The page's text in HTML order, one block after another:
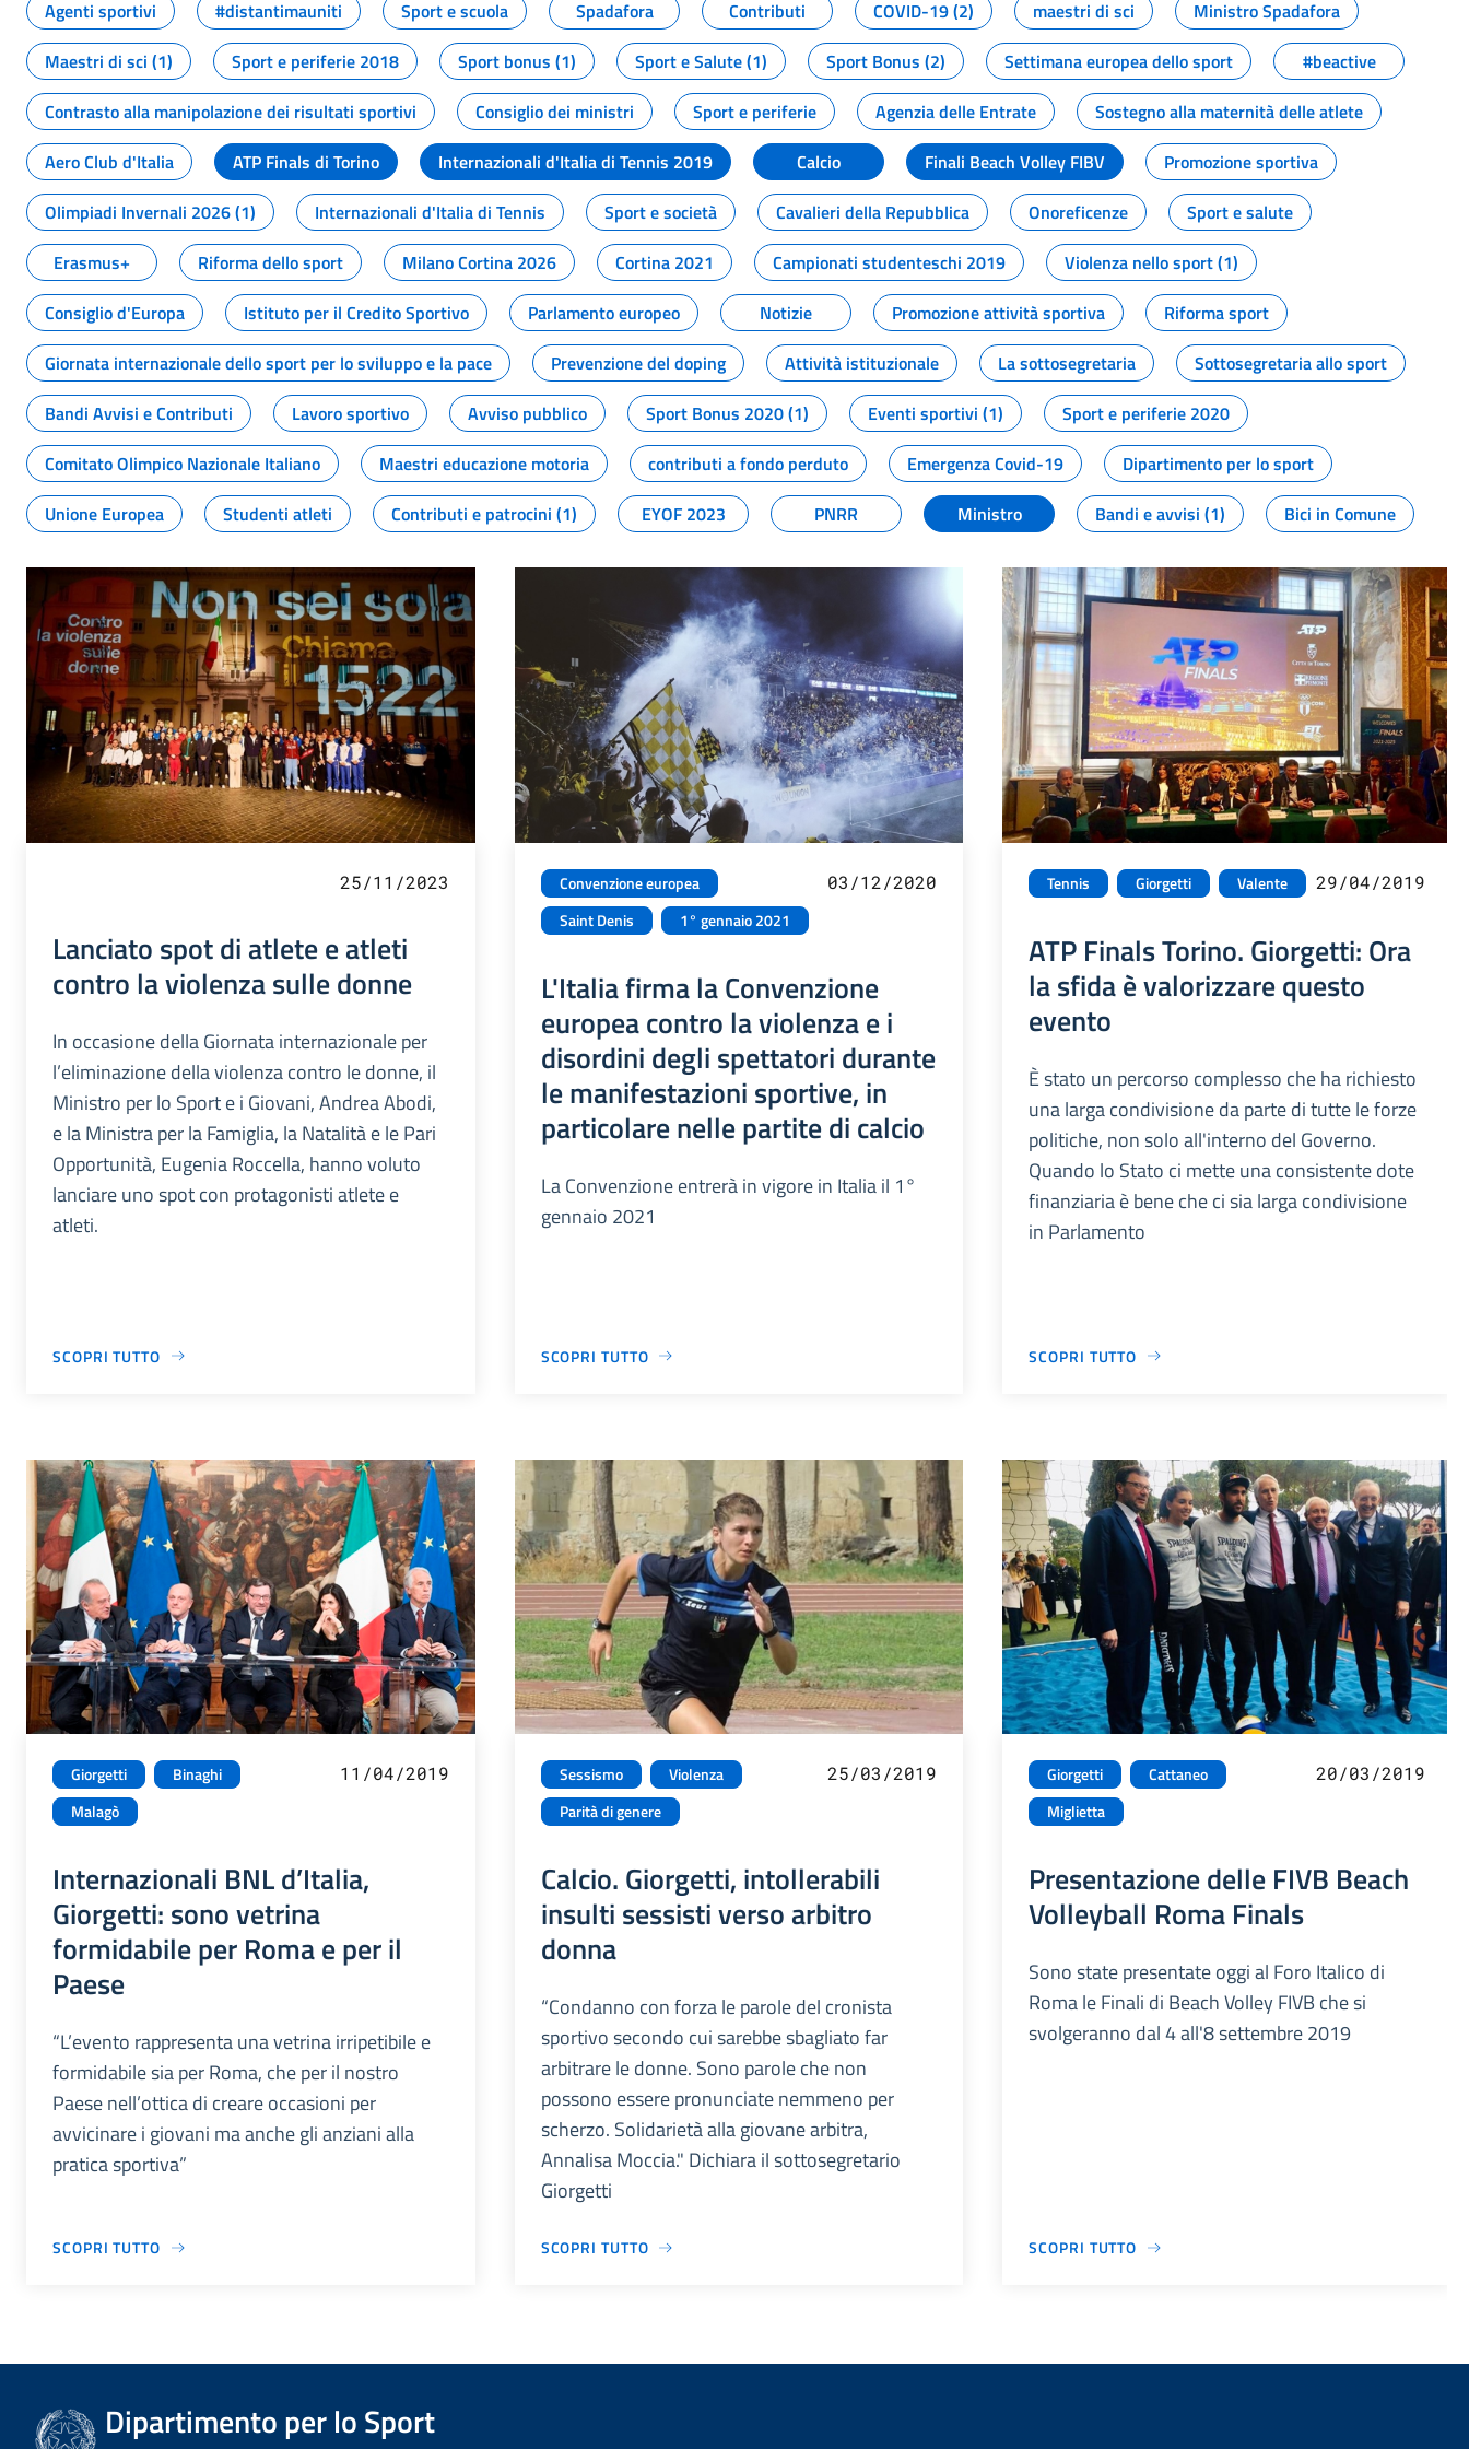
Agenti sportivi
#distantimauniti Sport e scuola Spadafora Contributi COVID-19 (2) maestri di sci
Ministro Spadafora
Maestri di sci (1)
Sport e periferie 2018 Sport bonus (1) Sport e Salute (1) Sport Bonus (2) Settimana europea dello sport
#beactive
Contrasto alla manipolazione dei risultati sportivi
Consiglio dei ministri Sport e periferie Agenzia delle Entrate
Sostegno alla maternità delle atlete
Aero Club d'Italia
ATP Finals di Torino Internazionali d'Italia di Tennis 2019 Calcio Finali Beach Volley FIBV
Promozione sportiva
Olimpiadi Invernali 2026 (1)
Internazionali d'Italia di Tennis Sport e società Cavalieri della Repubblica Onoreficenze
Sport e salute
Erasmus+
Riforma dello sport Milano Cortina 2026 Cortina 2021 Campionati studenteschi 2019
Violenza nello sport (1)
Consiglio d'Europa
Istituto per il Credito Sportivo Parlamento europeo Notizie Promozione attività sportiva
Riforma sport
Giornata internazionale dello sport per lo sviluppo e la pace
Prevenzione del doping Attività istituzionale La sottosegretaria
Sottosegretaria allo sport
Bandi Avvisi e Contributi
Lavoro sportivo Avviso pubblico Sport Bonus 2020 (1) Eventi sportivi (1)
Sport e periferie 2020
Comitato Olimpico Nazionale Italiano
Maestri educazione motoria contributi a fondo perduto Emergenza Covid-19
Dipartimento per lo sport
Unione Europea
Studenti atleti Contributi e patrocini (1) EYOF 2023 PNRR Ministro Bandi e avvisi (1) Bici in Comune
25/11/2023
Lanciato spot di atlete e atleti
contro la violenza sulle donne
In occasione della Giornata internazionale per
l’eliminazione della violenza contro le donne, il
Ministro per lo Sport e i Giovani, Andrea Abodi,
e la Ministra per la Famiglia, la Natalità e le Pari
Opportunità, Eugenia Roccella, hanno voluto
lanciare uno spot con protagonisti atlete e
atleti.
SCOPRI TUTTO
Convenzione europea
Saint Denis
1° gennaio 2021
03/12/2020
L'Italia firma la Convenzione
europea contro la violenza e i
disordini degli spettatori durante
le manifestazioni sportive, in
particolare nelle partite di calcio
La Convenzione entrerà in vigore in Italia il 1°
gennaio 2021
SCOPRI TUTTO
Tennis Giorgetti Valente 29/04/2019
ATP Finals Torino. Giorgetti: Ora
la sfida è valorizzare questo
evento
È stato un percorso complesso che ha richiesto
una larga condivisione da parte di tutte le forze
politiche, non solo all'interno del Governo.
Quando lo Stato ci mette una consistente dote
finanziaria è bene che ci sia larga condivisione
in Parlamento
SCOPRI TUTTO
Giorgetti
Binaghi
Malagò
11/04/2019
Internazionali BNL d’Italia,
Giorgetti: sono vetrina
formidabile per Roma e per il
Paese
“L’evento rappresenta una vetrina irripetibile e
formidabile sia per Roma, che per il nostro
Paese nell’ottica di creare occasioni per
avvicinare i giovani ma anche gli anziani alla
pratica sportiva”
SCOPRI TUTTO
Sessismo
Violenza
Parità di genere
25/03/2019
Calcio. Giorgetti, intollerabili
insulti sessisti verso arbitro
donna
“Condanno con forza le parole del cronista
sportivo secondo cui sarebbe sbagliato far
arbitrare le donne. Sono parole che non
possono essere pronunciate nemmeno per
scherzo. Solidarietà alla giovane arbitra,
Annalisa Moccia." Dichiara il sottosegretario
Giorgetti
SCOPRI TUTTO
Giorgetti
Cattaneo
Miglietta
20/03/2019
Presentazione delle FIVB Beach
Volleyball Roma Finals
Sono state presentate oggi al Foro Italico di
Roma le Finali di Beach Volley FIVB che si
svolgeranno dal 4 all'8 settembre 2019
SCOPRI TUTTO
Dipartimento per lo Sport